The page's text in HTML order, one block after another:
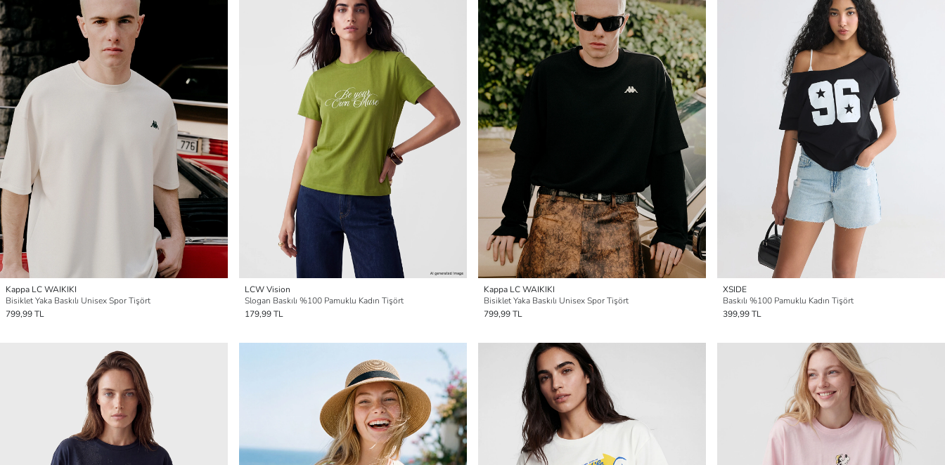
Kappa LC WAIKIKI
Bisiklet Yaka Baskılı Unisex Spor Tişört
799,99 TL
LCW Vision
Slogan Baskılı %100 Pamuklu Kadın Tişört
179,99 TL
Kappa LC WAIKIKI
Bisiklet Yaka Baskılı Unisex Spor Tişört
799,99 TL
XSIDE
Baskılı %100 Pamuklu Kadın Tişört
399,99 TL